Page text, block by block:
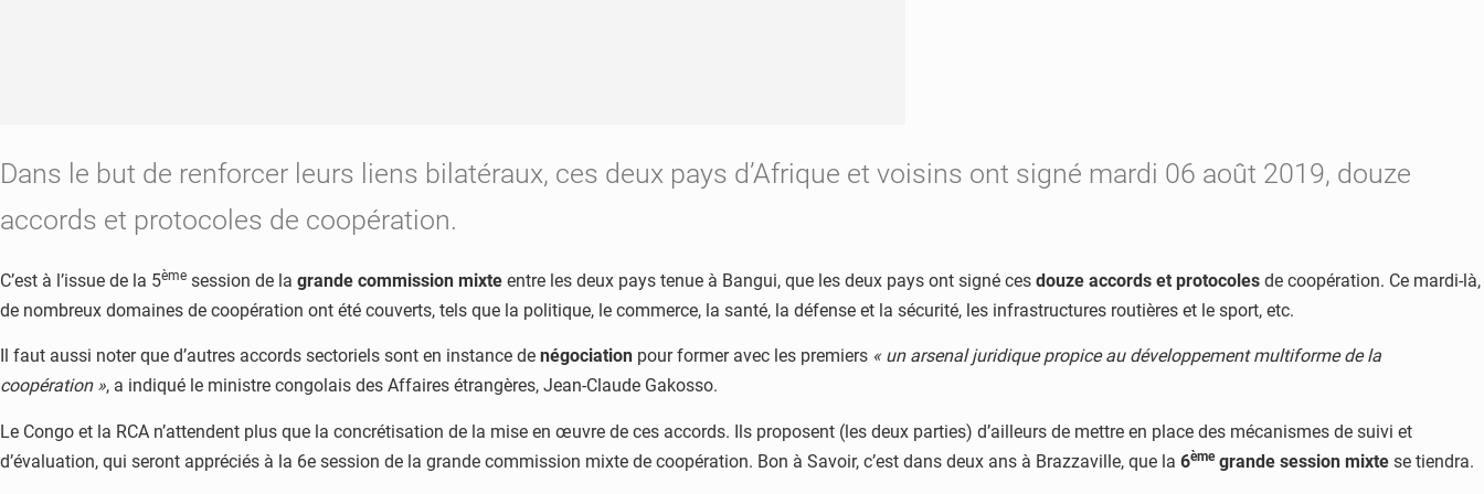
Dans le but de renforcer leurs liens bilatéraux, ces deux pays d’Afrique et voisins ont signé mardi 06 août 2019, douze
accords et protocoles de coopération.
C’est à l’issue de la 5ème session de la grande commission mixte entre les deux pays tenue à Bangui, que les deux pays ont signé ces douze accords et protocoles de coopération. Ce mardi-là,
de nombreux domaines de coopération ont été couverts, tels que la politique, le commerce, la santé, la défense et la sécurité, les infrastructures routières et le sport, etc.
Il faut aussi noter que d’autres accords sectoriels sont en instance de négociation pour former avec les premiers « un arsenal juridique propice au développement multiforme de la
coopération », a indiqué le ministre congolais des Affaires étrangères, Jean-Claude Gakosso.
Le Congo et la RCA n’attendent plus que la concrétisation de la mise en œuvre de ces accords. Ils proposent (les deux parties) d’ailleurs de mettre en place des mécanismes de suivi et
d’évaluation, qui seront appréciés à la 6e session de la grande commission mixte de coopération. Bon à Savoir, c’est dans deux ans à Brazzaville, que la 6èmegrande session mixte se tiendra.